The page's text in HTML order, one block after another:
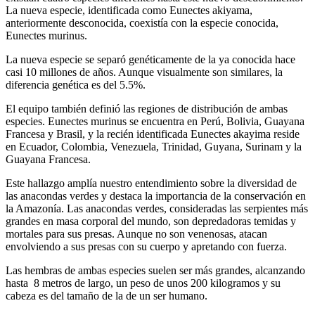
La nueva especie, identificada como Eunectes akiyama,
anteriormente desconocida, coexistía con la especie conocida,
Eunectes murinus.
La nueva especie se separó genéticamente de la ya conocida hace
casi 10 millones de años. Aunque visualmente son similares, la
diferencia genética es del 5.5%.
El equipo también definió las regiones de distribución de ambas
especies. Eunectes murinus se encuentra en Perú, Bolivia, Guayana
Francesa y Brasil, y la recién identificada Eunectes akayima reside
en Ecuador, Colombia, Venezuela, Trinidad, Guyana, Surinam y la
Guayana Francesa.
Este hallazgo amplía nuestro entendimiento sobre la diversidad de
las anacondas verdes y destaca la importancia de la conservación en
la Amazonía. Las anacondas verdes, consideradas las serpientes más
grandes en masa corporal del mundo, son depredadoras temidas y
mortales para sus presas. Aunque no son venenosas, atacan
envolviendo a sus presas con su cuerpo y apretando con fuerza.
Las hembras de ambas especies suelen ser más grandes, alcanzando
hasta 8 metros de largo, un peso de unos 200 kilogramos y su
cabeza es del tamaño de la de un ser humano.